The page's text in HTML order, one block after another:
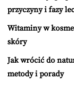
przyczyny i fazy
Witaminy w
skóry
Jak wrócić do
metody i porady